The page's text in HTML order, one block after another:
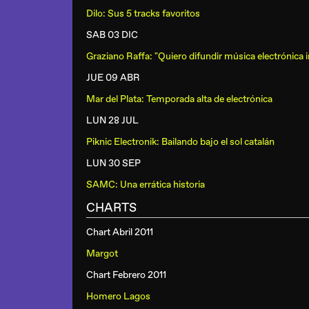
Dilo: Sus 5 tracks favoritos
SAB 03 DIC
Graziano Raffa: "Quiero difundir música electrónica
JUE 09 ABR
Mar del Plata: Temporada alta de electrónica
LUN 28 JUL
Piknic Electronik: Bailando bajo el sol catalán
LUN 30 SEP
SAMC: Una errática historia
CHARTS
Chart Abril 2011
Margot
Chart Febrero 2011
Homero Lagos